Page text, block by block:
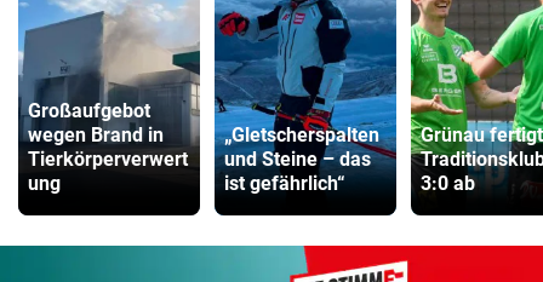
Großaufgebot
wegen Brand in
Tierkörperverwert
ung
„Gletscherspalten
und Steine – das
ist gefährlich“
Grünau
3:0 ab